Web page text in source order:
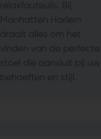
relaxfauteuils. Bij
Manhatten Harlem
draait alles om het
vinden van de perfecte
stoel die aansluit bij uw
behoeften en stijl.